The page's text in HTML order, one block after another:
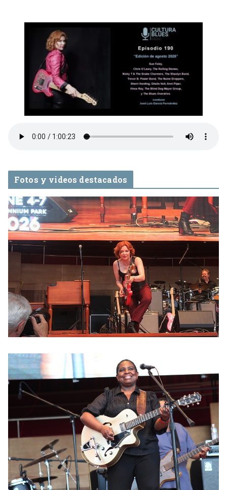
Fotos y videos destacados